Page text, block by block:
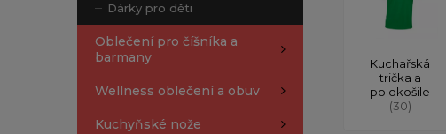
Dárky pro děti
Oblečení pro číšníka a
barmany
Wellness oblečení a obuv
Kuchyňské nože
Kuchařská
trička a
polokošile
(30)